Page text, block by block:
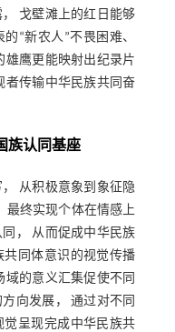
戈壁滩上的红日能够
“新农人”不畏困难、
雄鹰更能映射出纪录片
者传输中华民族共同奋
族认同基座
从积极意象到象征隐
最终实现个体在情感上
， 从而促成中华民族
同体意识的视觉传播
的意义汇集促使不同
向发展， 通过对不同
觉呈现完成中华民族共